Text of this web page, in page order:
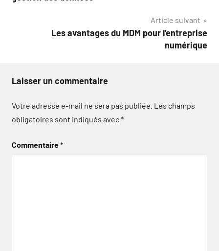
Article suivant
Les avantages du MDM pour l’entreprise
numérique
Laisser un commentaire
Votre adresse e-mail ne sera pas publiée. Les champs
obligatoires sont indiqués avec*
Commentaire*